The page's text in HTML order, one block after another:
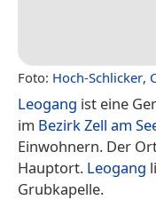
Foto: Hoch-Schlicker,
Leogang ist eine
im Bezirk Zell am
Einwohnern. Der
Hauptort. Leogang
Grubkapelle.